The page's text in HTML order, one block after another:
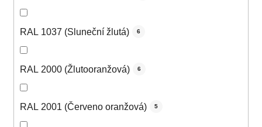
RAL 1037 (Sluneční žlutá) 6
RAL 2000 (Žlutooranžová) 6
RAL 2001 (Červeno oranžová) 5